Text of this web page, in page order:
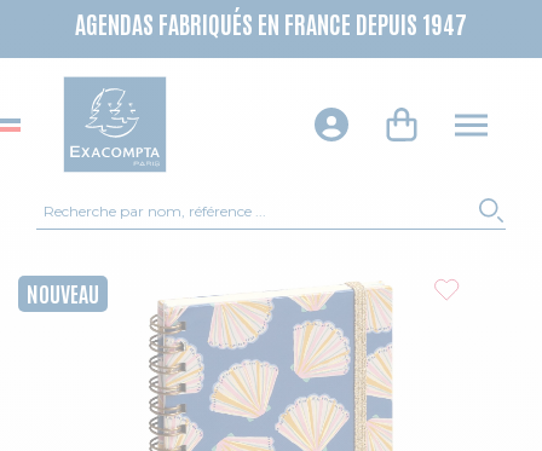
AGENDAS FABRIQUÉS EN FRANCE DEPUIS 1947
Skip to the end of the images gallery
NOUVEAU